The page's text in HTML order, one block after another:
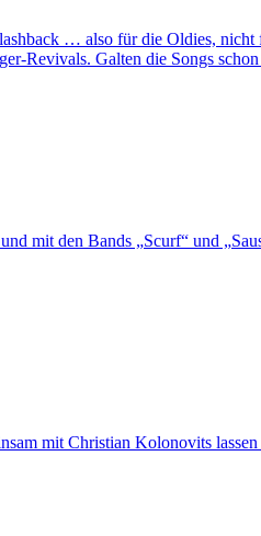
… also für die Oldies,
Revivals. Galten die Songs
mit den Bands „Scurf“ und
mit Christian Kolonovits